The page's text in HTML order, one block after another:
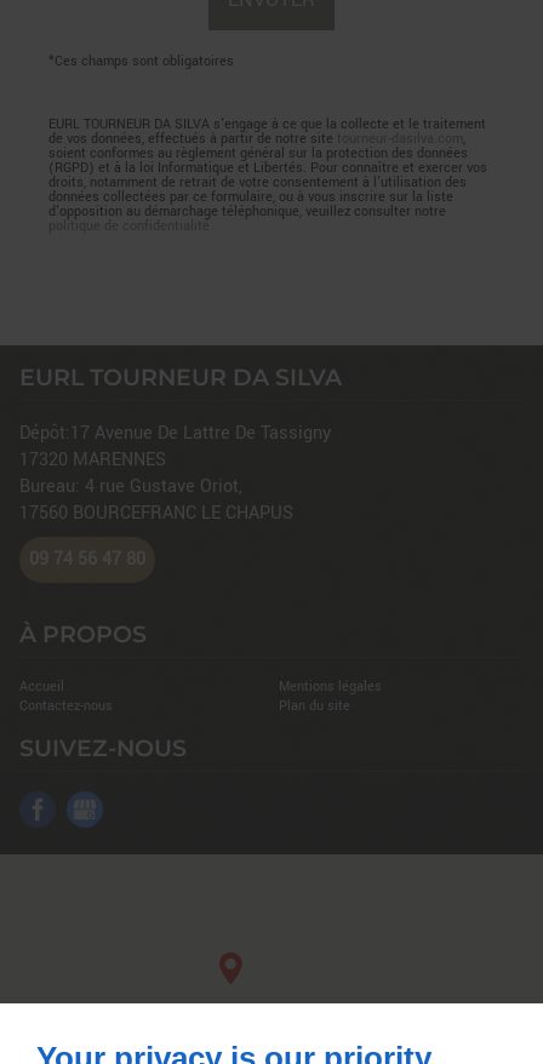
*Ces champs sont obligatoires
EURL TOURNEUR DA SILVA s'engage à ce que la collecte et le traitement
de vos données, effectués à partir de notre site
soient conformes au règlement général sur la protection des données
(RGPD) et à la loi Informatique et Libertés. Pour connaître et exercer vos
droits, notamment de retrait de votre consentement à l'utilisation des
données collectées par ce formulaire, ou à vous inscrire sur la liste
d'opposition au démarchage téléphonique, veuillez consulter notre
politique de confidentialité
EURL TOURNEUR DA SILVA
Dépôt:17 Avenue De Lattre De Tassigny
17320 MARENNES
Bureau: 4 rue Gustave Oriot,
17560 BOURCEFRANC LE CHAPUS
09 74 56 47 80
À PROPOS
Accueil
Contactez-nous
Mentions légales
Plan du site
SUIVEZ-NOUS